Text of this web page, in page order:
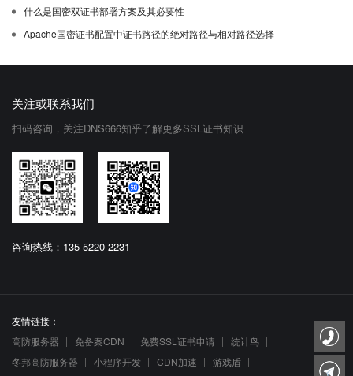
什么是国密双证书部署方案及其必要性
Apache国密证书配置中证书路径的绝对路径与相对路径选择
关注或联系我们
扫码咨询，关注DNS666知乎了解更多SSL证书知识
咨询热线：135-5220-2231
友情链接：
高防服务器
免备案CDN 免费SSL证书申请
统计鸟
冬邦高防服务器
小程序开发 CDN加速
游戏盾